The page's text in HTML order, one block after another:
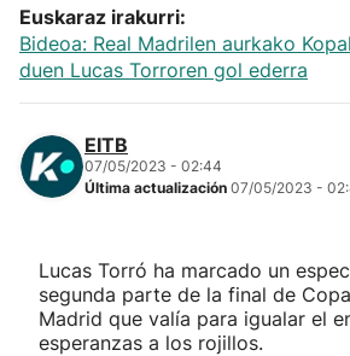
Atletismo
Carreras de montaña
Más deportes
Euskaraz irakurri:
Bideoa: Real Madrilen aurkako
duen Lucas Torroren gol ederra
EITB
07/05/2023 - 02:44
Última actualización 07/05/2023 -
Lucas Torró ha marcado un
segunda parte de la final de
Madrid que valía para igualar el
esperanzas a los rojillos.